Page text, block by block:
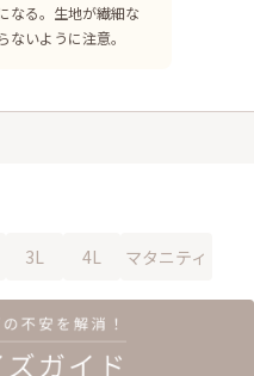
なる。生地が繊細な
いように注意。
3L 4L マタニティ